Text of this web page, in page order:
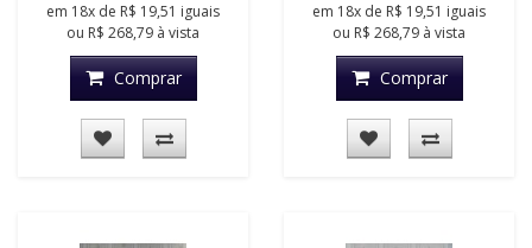
em 18x de R$ 19,51 iguais
ou R$ 268,79 à vista
Comprar
em 18x de R$ 19,51 iguais
ou R$ 268,79 à vista
Comprar